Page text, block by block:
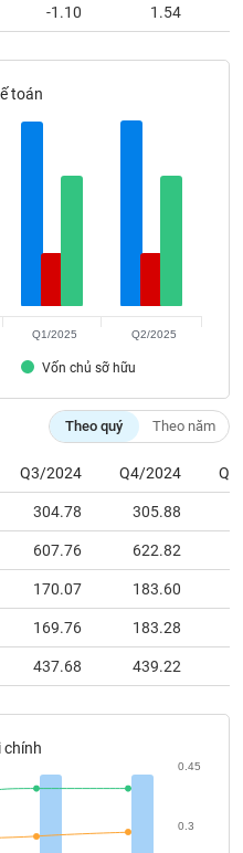
-1.10 1.54
toán
Vốn chủ sỡ hữu
Q1/2025 Q2/2025
Theo quý Theo năm
Q3/2024 Q4/2024
304.78 305.88
607.76 622.82
170.07 183.60
169.76 183.28
437.68 439.22
chính
0.3
0.45
liên quan Cổ đông lớn